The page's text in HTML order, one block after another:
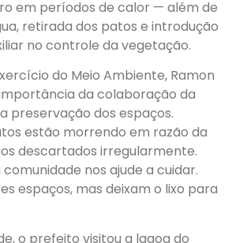
em períodos de calor — além de
retirada dos patos e introdução
no controle da vegetação.
do Meio Ambiente, Ramon
da colaboração da
preservação dos espaços.
estão morrendo em razão da
descartados irregularmente.
nos ajude a cuidar.
espaços, mas deixam o lixo para
o prefeito visitou a lagoa do